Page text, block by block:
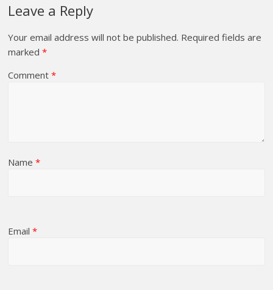
Leave a Reply
Your email address will not be published. Required fields are
marked*
Comment*
Name*
Email*